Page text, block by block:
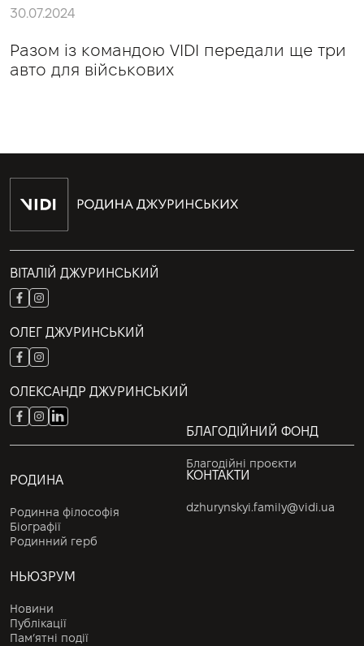
30.07.2024
Разом із командою VIDI передали ще три
авто для військових
ВІТАЛІЙ ДЖУРИНСЬКИЙ
ОЛЕГ ДЖУРИНСЬКИЙ
ОЛЕКСАНДР ДЖУРИНСЬКИЙ
РОДИНА
Родинна філософія
Біографії
Родинний герб
БЛАГОДІЙНИЙ ФОНД
Благодійні проєкти
НЬЮЗРУМ
Новини
Публікації
Пам’ятні події
КОНТАКТИ
dzhurynskyi.family@vidi.ua